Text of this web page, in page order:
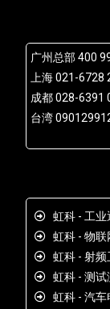
广州总部 400
上海 021-
成都 028-
台湾
虹科 - 工
虹科 - 物
虹科 - 射
虹科 - 测
虹科 - 汽